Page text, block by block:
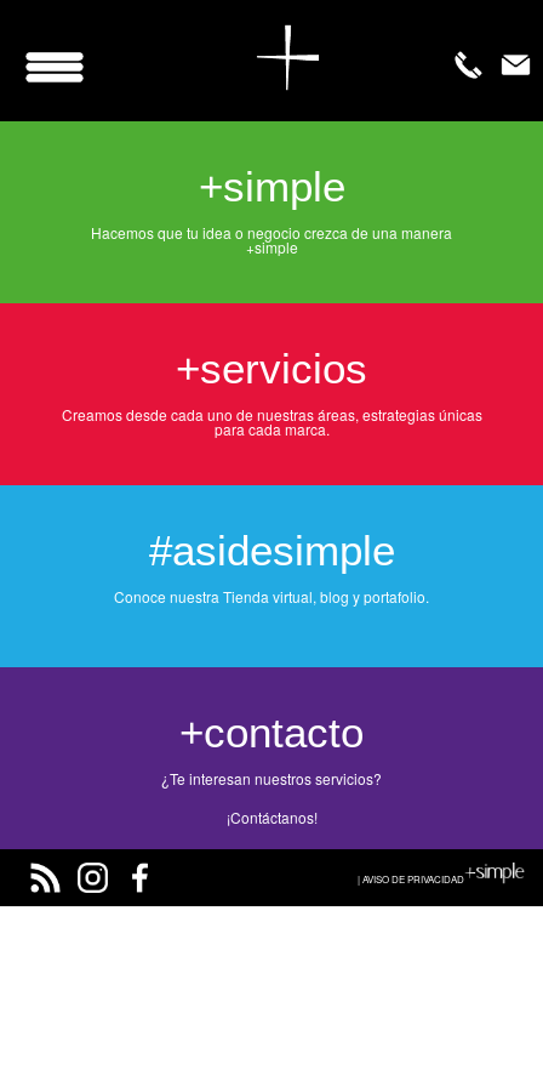
+simple
Hacemos que tu idea o negocio crezca de una manera
+simple
+servicios
Creamos desde cada uno de nuestras áreas, estrategias únicas
para cada marca.
#asidesimple
Conoce nuestra Tienda virtual, blog y portafolio.
+contacto
¿Te interesan nuestros servicios?
¡Contáctanos!
| AVISO DE PRIVACIDAD